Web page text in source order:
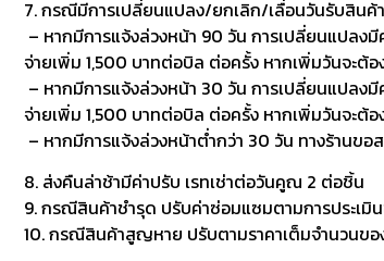
7. กรณีมีการเปลี่ยนแปลง/ยกเลิก/เลื่อนวันรับสินค้า
– หากมีการแจ้งล่วงหน้า 90 วัน การเปลี่ยนแปลง
จ่ายเพิ่ม 1,500 บาทต่อบิล ต่อครั้ง หากเพิ่มวันจะต้
– หากมีการแจ้งล่วงหน้า 30 วัน การเปลี่ยนแปลง
จ่ายเพิ่ม 1,500 บาทต่อบิล ต่อครั้ง หากเพิ่มวันจะต้
– หากมีการแจ้งล่วงหน้าต่ำกว่า 30 วัน ทางร้านข
8. ส่งคืนล่าช้ามีค่าปรับ เรทเช่าต่อวันคูณ 2 ต่อชิ้น
9. กรณีสินค้าชำรุด ปรับค่าซ่อมแซมตามการประเมิ
10. กรณีสินค้าสูญหาย ปรับตามราคาเต็มจำนวนขอ